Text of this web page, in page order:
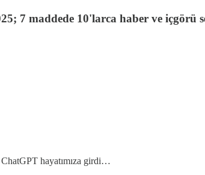
7 maddede 10'larca haber ve içgörü
ChatGPT hayatımıza girdi…